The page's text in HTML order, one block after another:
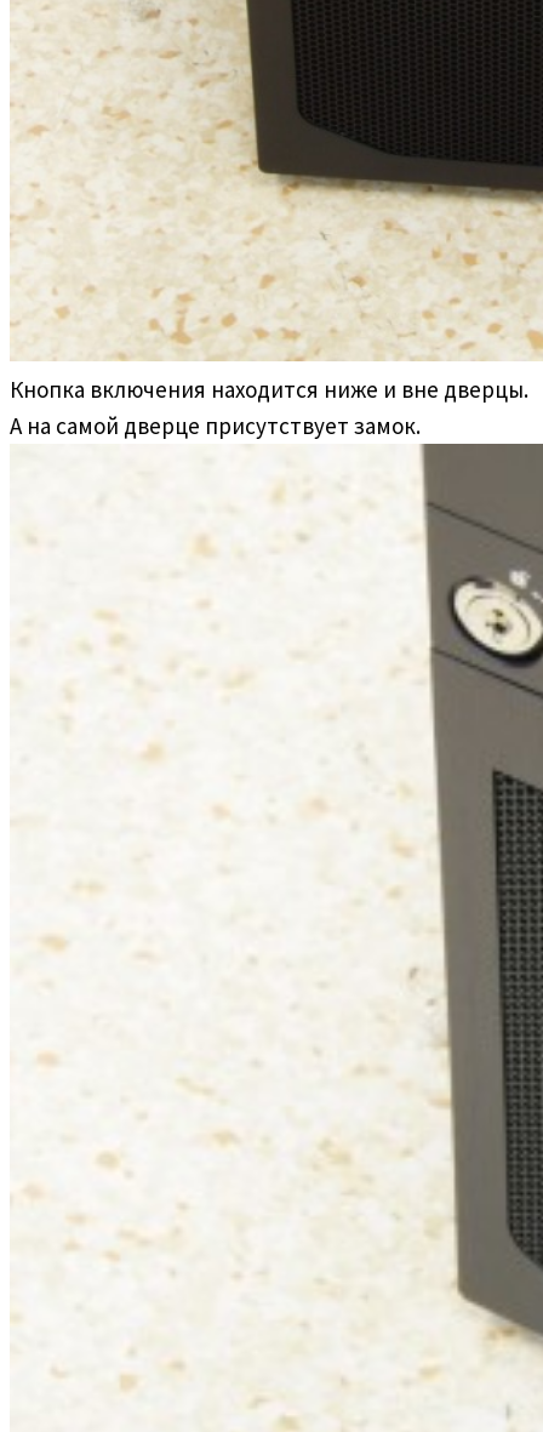
Кнопка включения находится ниже и вне дверцы.
А на самой дверце присутствует замок.